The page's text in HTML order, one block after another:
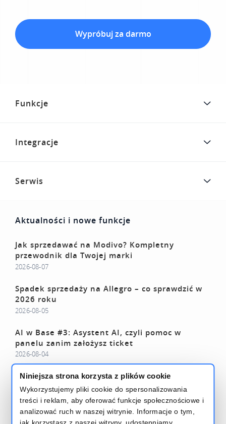
Niniejsza strona korzysta z plików cookie
Wykorzystujemy pliki cookie do spersonalizowania
treści i reklam, aby oferować funkcje społecznościowe i
analizować ruch w naszej witrynie. Informacje o tym,
jak korzystasz z naszej witryny, udostępniamy
Wypróbuj za darmo
Funkcje
Integracje
Serwis
Aktualności i nowe funkcje
Jak sprzedawać na Modivo? Kompletny
przewodnik dla Twojej marki
2026-08-07
Spadek sprzedaży na Allegro – co sprawdzić w
2026 roku
2026-08-05
AI w Base #3: Asystent AI, czyli pomoc w
panelu zanim założysz ticket
2026-08-04
Wyniki firmy w Twojej kieszeni – cztery nowości
w Base Analytics
2026-07-27
Czytaj więcej – Base Blog